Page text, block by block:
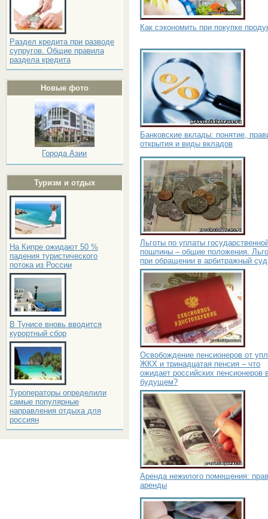
Раздел кредита при разводе
супругов. Общие правила
раздела кредита
Новые фото
Города Азии
Туризм и отдых
На Кипре ожидают 50 %
падения туристического
потока из России
В Тунисе вновь вводится
курортный сбор
Туроператоры определили
самые популярные
направления отдыха для
россиян
Как сэкономить при покупке
Банковские вклады: понятие,
открытия и виды вкладов
Льготы по уплаты
пошлины – общие положения.
при обращении в арбитражный суд
Освобождение пенсионеров от
ЖКХ и тринадцатая пенсия – что
ожидает российских пенсионеров
будущем?
Аренда нежилого помещения:
аренды